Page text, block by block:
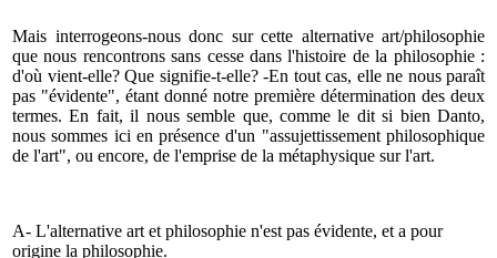
Mais interrogeons-nous donc sur cette alternative art/philosophie
que nous rencontrons sans cesse dans l'histoire de la philosophie :
d'où vient-elle? Que signifie-t-elle? -En tout cas, elle ne nous paraît
pas "évidente", étant donné notre première détermination des deux
termes. En fait, il nous semble que, comme le dit si bien Danto,
nous sommes ici en présence d'un "assujettissement philosophique
de l'art", ou encore, de l'emprise de la métaphysique sur l'art.
A- L'alternative art et philosophie n'est pas évidente, et a pour
origine la philosophie.